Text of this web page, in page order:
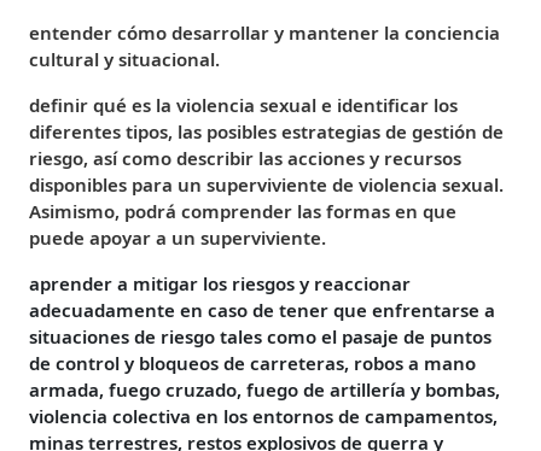
entender cómo desarrollar y mantener la conciencia
cultural y situacional.
definir qué es la violencia sexual e identificar los
diferentes tipos, las posibles estrategias de gestión de
riesgo, así como describir las acciones y recursos
disponibles para un superviviente de violencia sexual.
Asimismo, podrá comprender las formas en que
puede apoyar a un superviviente.
aprender a mitigar los riesgos y reaccionar
adecuadamente en caso de tener que enfrentarse a
situaciones de riesgo tales como el pasaje de puntos
de control y bloqueos de carreteras, robos a mano
armada, fuego cruzado, fuego de artillería y bombas,
violencia colectiva en los entornos de campamentos,
minas terrestres, restos explosivos de guerra y